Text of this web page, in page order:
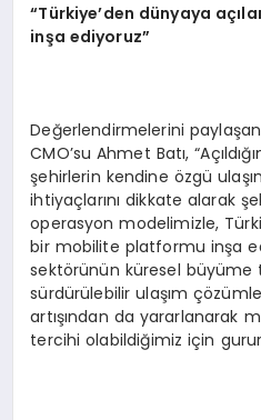
“Türkiye’den dünyaya açı
inşa ediyoruz”
Değerlendirmelerini
CMO’su Ahmet Batı,
şehirlerin kendine özgü
ihtiyaçlarını dikkate alarak
operasyon modelimizle,
bir mobilite platformu inşa
sektörünün küresel büyüme
sürdürülebilir ulaşım
artışından da yararlanarak
tercihi olabildiğimiz için